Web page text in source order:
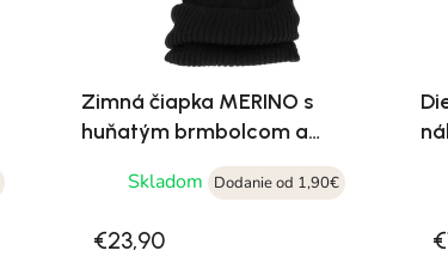
Zimná čiapka MERINO s
huňatým brmbolcom a
Skladom Dodanie od 1,90€
€23,90